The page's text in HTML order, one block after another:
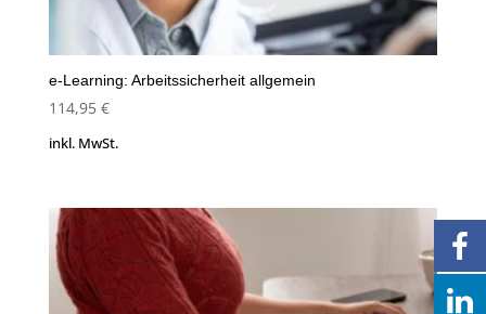
e-Learning: Arbeitssicherheit allgemein
114,95 €
inkl. MwSt.